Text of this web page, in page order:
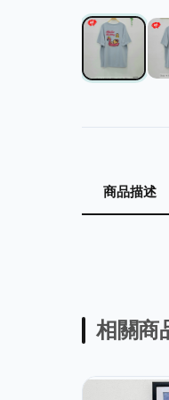
商品描述
相關商